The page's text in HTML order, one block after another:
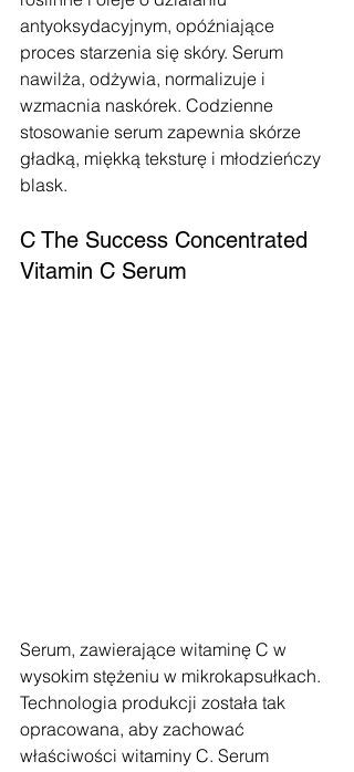
antyoksydacyjnym, opóźniające
proces starzenia się skóry. Serum
nawilża, odżywia, normalizuje i
wzmacnia naskórek. Codzienne
stosowanie serum zapewnia skórze
gładką, miękką teksturę i młodzieńczy
blask.
C The Success Concentrated
Vitamin C Serum
Serum, zawierające witaminę C w
wysokim stężeniu w mikrokapsułkach.
Technologia produkcji została tak
opracowana, aby zachować
właściwości witaminy C. Serum